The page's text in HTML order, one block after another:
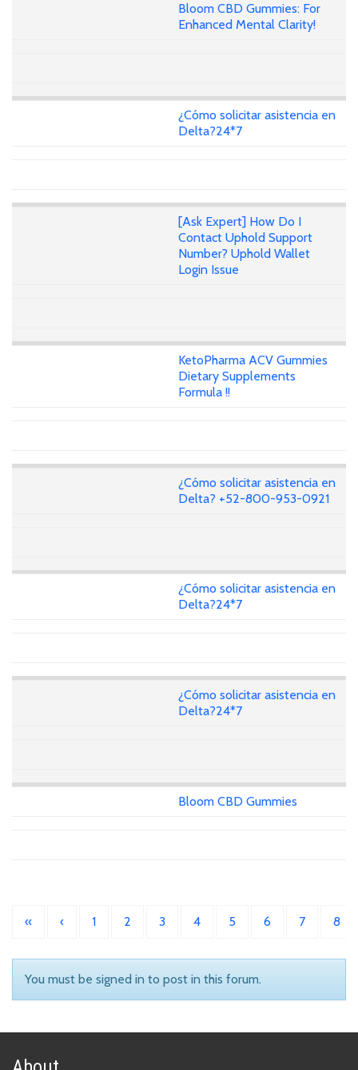
Bloom CBD Gummies: For
Enhanced Mental Clarity!
¿Cómo solicitar asistencia en
Delta?24*7
[Ask Expert] How Do I
Contact Uphold Support
Number? Uphold Wallet
Login Issue
KetoPharma ACV Gummies
Dietary Supplements
Formula !!
¿Cómo solicitar asistencia en
Delta? +52-800-953-0921
¿Cómo solicitar asistencia en
Delta?24*7
¿Cómo solicitar asistencia en
Delta?24*7
Bloom CBD Gummies
« ‹ 1 2 3 4 5 6 7 8
You must be signed in to post in this forum.